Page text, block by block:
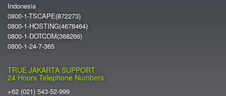
Indonesia
0800-1-TSCAPE(872273)
0800-1-HOSTING(4678464)
0800-1-DOTCOM(368266)
0800-1-24-7-365
TRUE JAKARTA SUPPORT
24 Hours Telephone Numbers
+62 (021) 543-52-999